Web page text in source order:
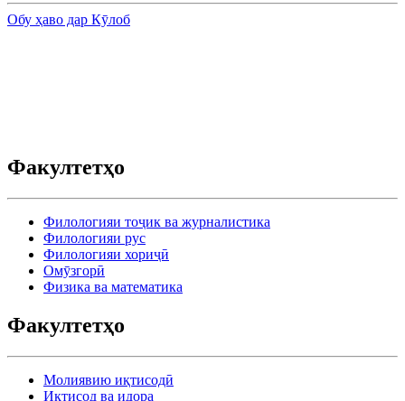
Обу ҳаво дар Кӯлоб
Факултетҳо
Филологияи тоҷик ва журналистика
Филологияи рус
Филологияи хориҷӣ
Омӯзгорӣ
Физика ва математика
Факултетҳо
Молиявию иқтисодӣ
Иқтисод ва идора